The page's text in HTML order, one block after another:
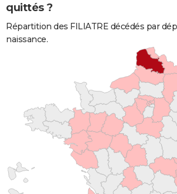
quittés ?
Répartition des FILIATRE décédés par
naissance.